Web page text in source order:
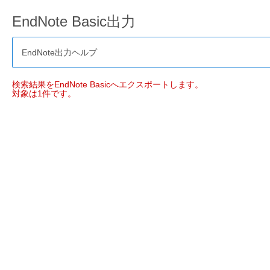
EndNote Basic出力
EndNote出力ヘルプ
検索結果をEndNote Basicへエクスポートします。
対象は1件です。